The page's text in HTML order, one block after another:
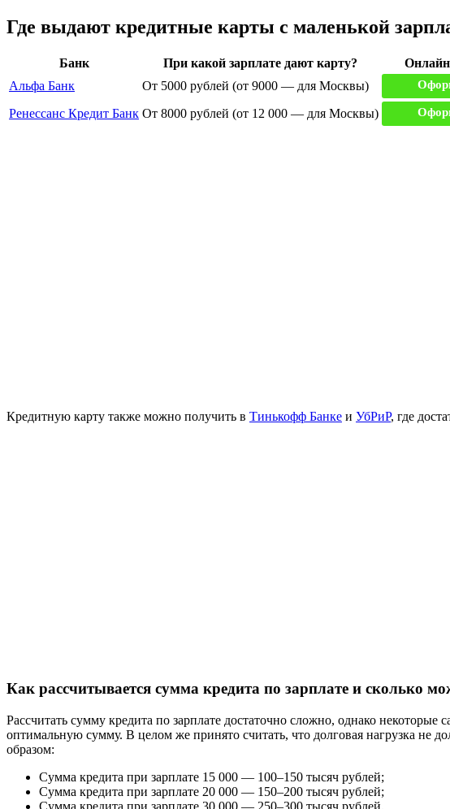
Где выдают кредитные карты с маленькой
Банк При какой зарплате дают карту?
Альфа Банк
От 5000 рублей (от 9000 — для Москвы)
Ренессанс Кредит Банк От 8000 рублей (от 12 000 — для Москвы)
Кредитную карту также можно получить в Тинькофф Банке и УбРиР, где
Как рассчитывается сумма кредита по зарплате и сколько
Рассчитать сумму кредита по зарплате достаточно сложно, однако
оптимальную сумму. В целом же принято считать, что долговая нагрузка не
образом:
Сумма кредита при зарплате 15 000 — 100–150 тысяч рублей;
Сумма кредита при зарплате 20 000 — 150–200 тысяч рублей;
Сумма кредита при зарплате 30 000 — 250–300 тысяч рублей.